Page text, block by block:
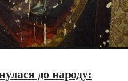
до народу: